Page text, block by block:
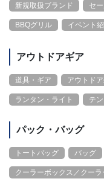
新規取扱ブランド セ
BBQグリル イベント
アウトドアギア
道具・ギア アウトド
ランタン・ライト テン
パック・バッグ
トートバッグ バッグ
クーラーボックス／クーラ